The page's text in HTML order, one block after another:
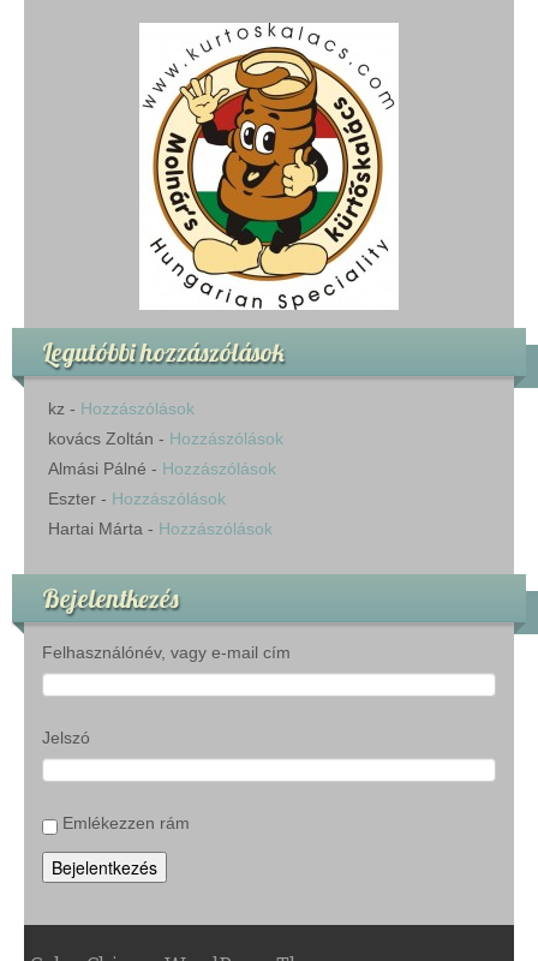
Legutóbbi hozzászólások
kz - Hozzászólások
kovács Zoltán - Hozzászólások
Almási Pálné - Hozzászólások
Eszter - Hozzászólások
Hartai Márta - Hozzászólások
Bejelentkezés
Felhasználónév, vagy e-mail cím
Jelszó
Emlékezzen rám
Bejelentkezés